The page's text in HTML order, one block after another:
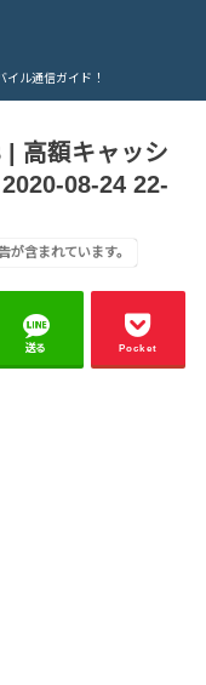
ル通信ガイド！
高額キャッシ
08-24 22-
が含まれています。
送る Pocket